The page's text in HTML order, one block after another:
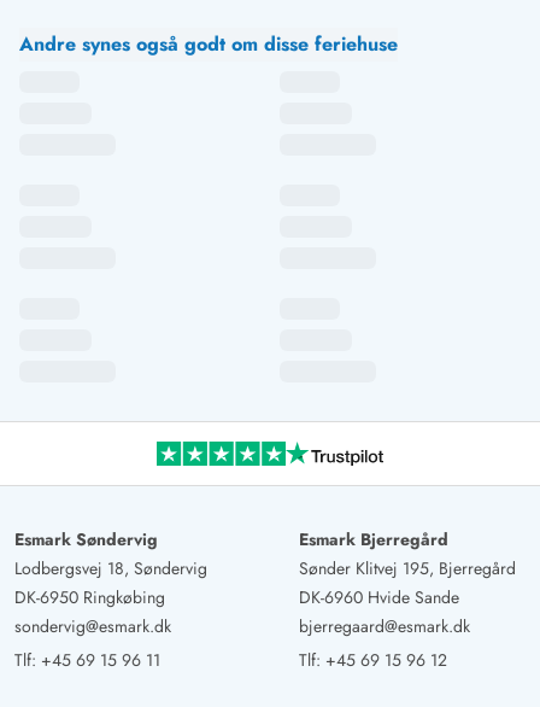
Andre synes også godt om disse feriehuse
Esmark Søndervig
Lodbergsvej 18, Søndervig
DK-6950 Ringkøbing
sondervig@esmark.dk
Tlf: +45 69 15 96 11
Esmark Bjerregård
Sønder Klitvej 195, Bjerregård
DK-6960 Hvide Sande
bjerregaard@esmark.dk
Tlf: +45 69 15 96 12